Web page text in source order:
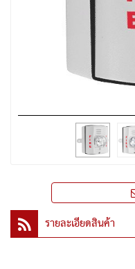
รายละเอียดสินค้า